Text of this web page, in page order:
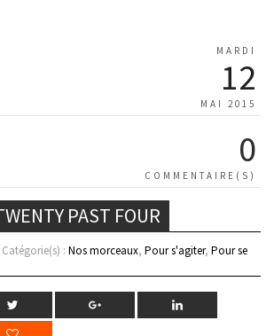
MARDI
12
MAI 2015
0
COMMENTAIRE(S)
PAST FOUR
: Nos morceaux, Pour s'agiter, Pour se